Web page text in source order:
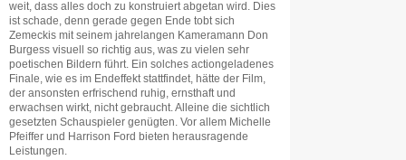
weit, dass alles doch zu konstruiert abgetan wird. Dies
ist schade, denn gerade gegen Ende tobt sich
Zemeckis mit seinem jahrelangen Kameramann Don
Burgess visuell so richtig aus, was zu vielen sehr
poetischen Bildern führt. Ein solches actiongeladenes
Finale, wie es im Endeffekt stattfindet, hätte der Film,
der ansonsten erfrischend ruhig, ernsthaft und
erwachsen wirkt, nicht gebraucht. Alleine die sichtlich
gesetzten Schauspieler genügten. Vor allem Michelle
Pfeiffer und Harrison Ford bieten herausragende
Leistungen.